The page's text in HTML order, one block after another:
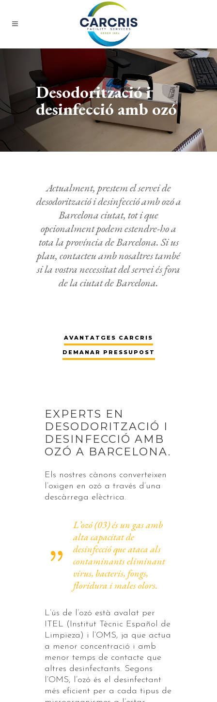
Desodorització i
desinfecció amb ozó
Actualment, prestem el servei de
desodorització i desinfecció amb ozó a
Barcelona ciutat, tot i que
opcionalment podem estendre-ho a
tota la província de Barcelona. Si us
plau, contacteu amb nosaltres també
si la vostra necessitat del servei és fora
de la ciutat de Barcelona.
AVANTATGES CARCRIS
DEMANAR PRESSUPOST
EXPERTS EN
DESODORITZACIÓ I
DESINFECCIÓ AMB
OZÓ A BARCELONA.
Els nostres cànons converteixen
l’oxigen en ozó a través d’una
descàrrega elèctrica.
L’ozó (03) és un gas amb
alta capacitat de
desinfecció que ataca als
contaminants eliminant
virus, bacteris, fongs,
floridura i males olors.
L’ús de l’ozó està avalat per
ITEL (Institut Tècnic Español de
Limpieza) i l’OMS, ja que actua
a menor concentració i amb
menor temps de contacte que
altres desinfectants. Segons
l’OMS, l’ozó és el desinfectant
més eficient per a cada tipus de